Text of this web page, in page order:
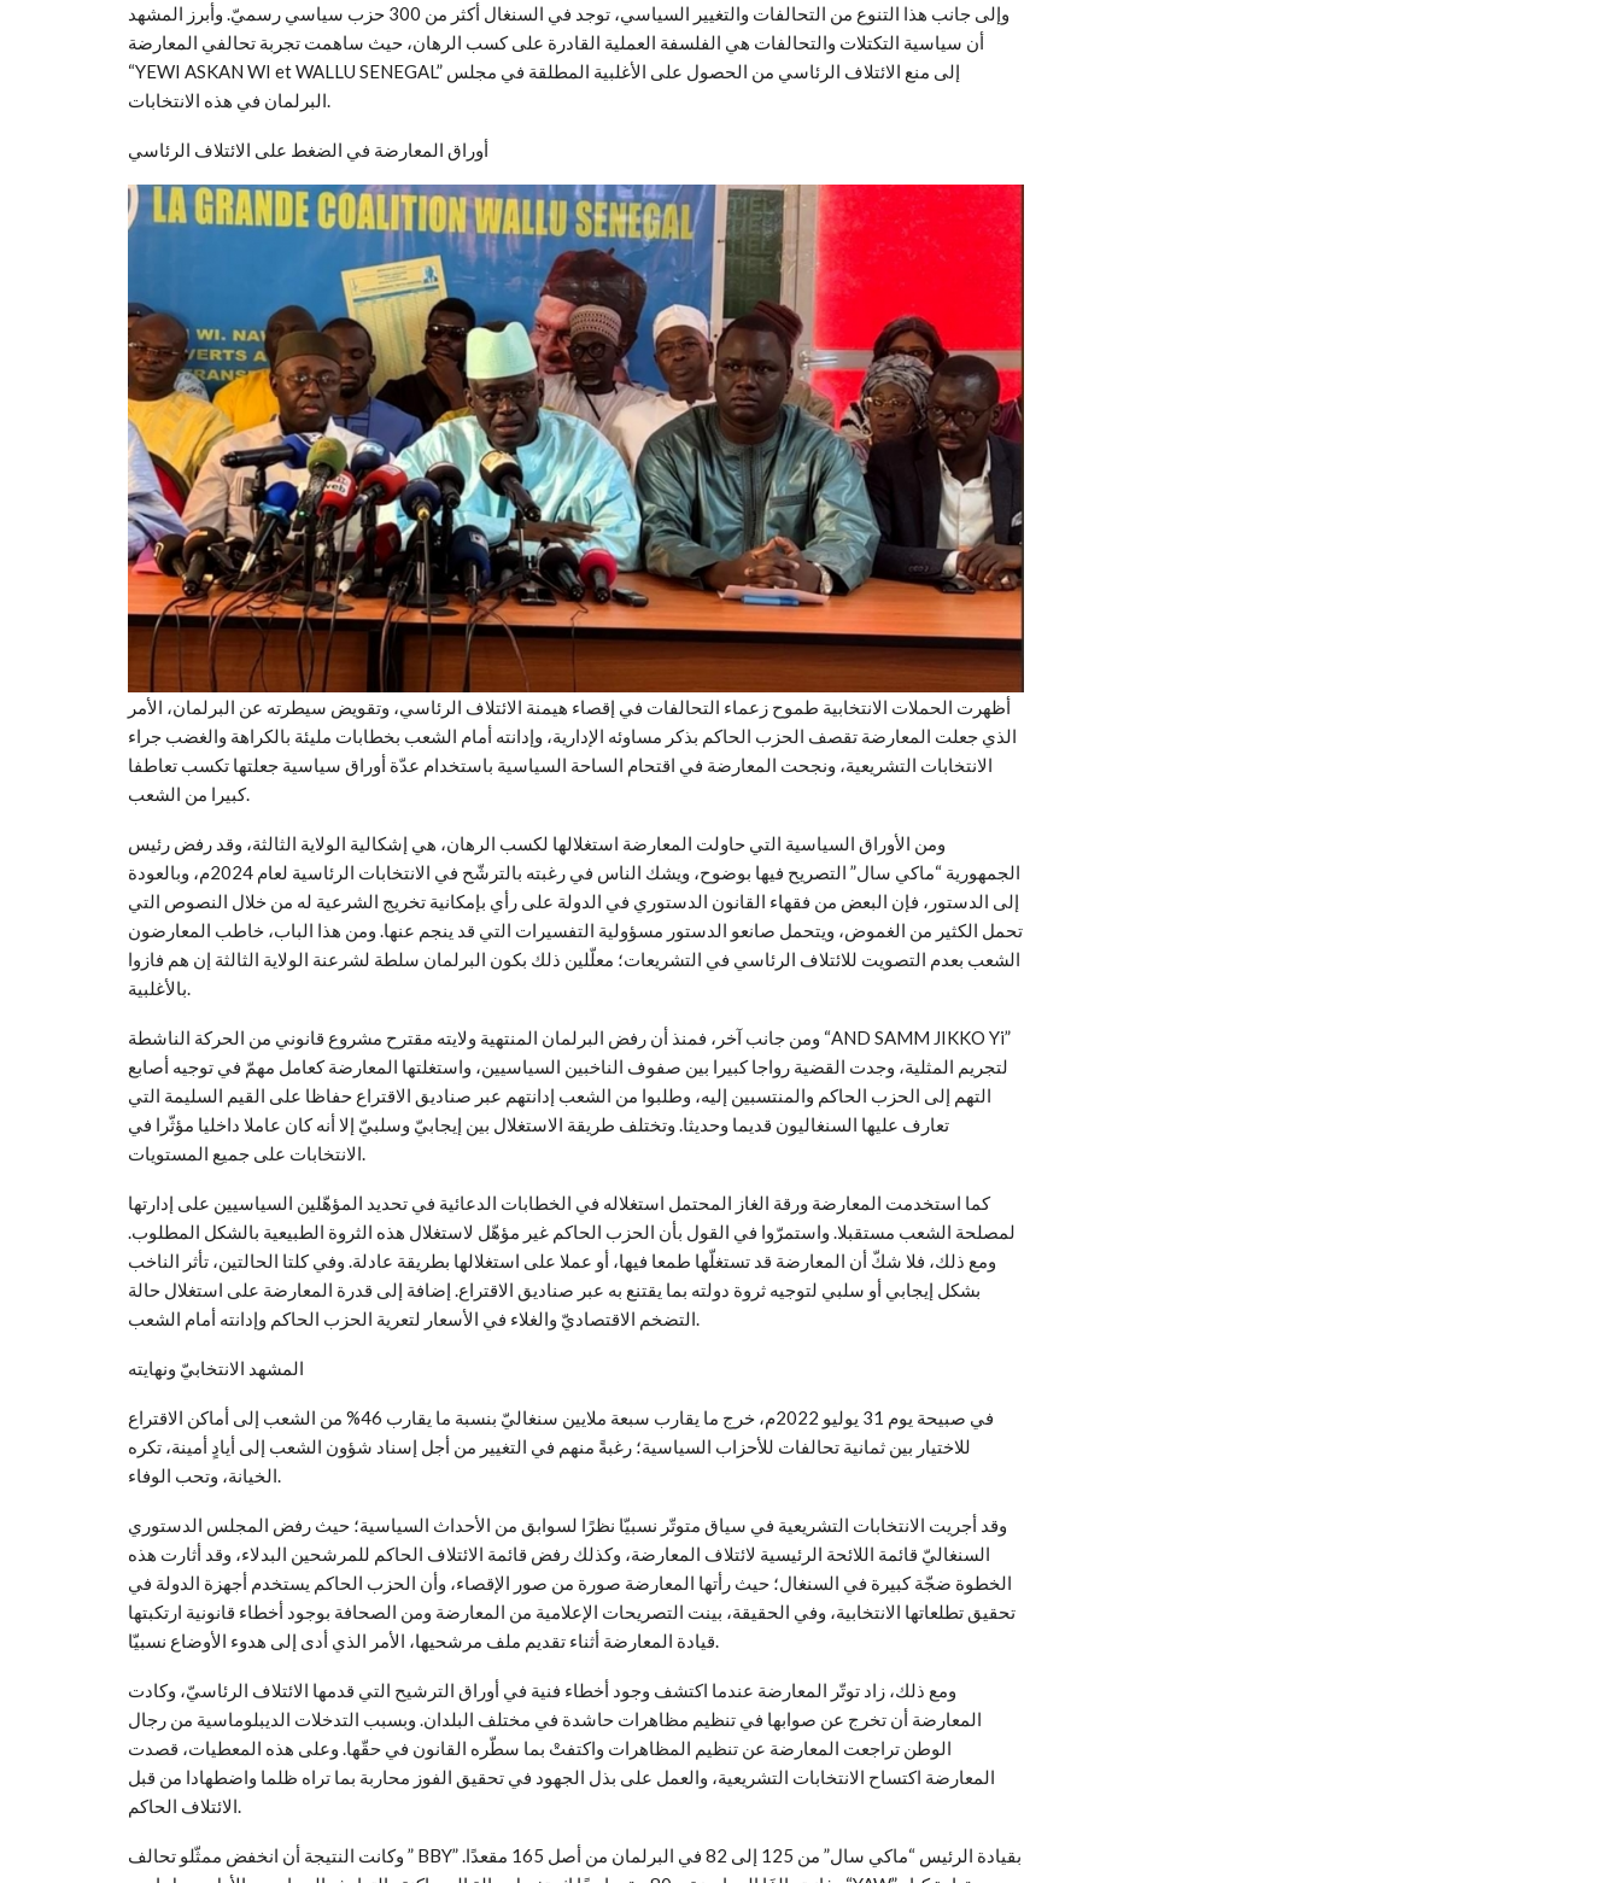
وإلى جانب هذا التنوع من التحالفات والتغيير السياسي، توجد في السنغال أكثر من 300 حزب سياسي رسميّ. وأبرز المشهد
أن سياسية التكتلات والتحالفات هي الفلسفة العملية القادرة على كسب الرهان، حيث ساهمت تجربة تحالفي المعارضة
“YEWI ASKAN WI et WALLU SENEGAL” إلى منع الائتلاف الرئاسي من الحصول على الأغلبية المطلقة في مجلس
البرلمان في هذه الانتخابات.
أوراق المعارضة في الضغط على الائتلاف الرئاسي
أظهرت الحملات الانتخابية طموح زعماء التحالفات في إقصاء هيمنة الائتلاف الرئاسي، وتقويض سيطرته عن البرلمان، الأمر
الذي جعلت المعارضة تقصف الحزب الحاكم بذكر مساوئه الإدارية، وإدانته أمام الشعب بخطابات مليئة بالكراهة والغضب جراء
الانتخابات التشريعية، ونجحت المعارضة في اقتحام الساحة السياسية باستخدام عدّة أوراق سياسية جعلتها تكسب تعاطفا
كبيرا من الشعب.
ومن الأوراق السياسية التي حاولت المعارضة استغلالها لكسب الرهان، هي إشكالية الولاية الثالثة، وقد رفض رئيس
الجمهورية “ماكي سال” التصريح فيها بوضوح، ويشك الناس في رغبته بالترشّح في الانتخابات الرئاسية لعام 2024م، وبالعودة
إلى الدستور، فإن البعض من فقهاء القانون الدستوري في الدولة على رأي بإمكانية تخريج الشرعية له من خلال النصوص التي
تحمل الكثير من الغموض، ويتحمل صانعو الدستور مسؤولية التفسيرات التي قد ينجم عنها. ومن هذا الباب، خاطب المعارضون
الشعب بعدم التصويت للائتلاف الرئاسي في التشريعات؛ معلّلين ذلك بكون البرلمان سلطة لشرعنة الولاية الثالثة إن هم فازوا
بالأغلبية.
ومن جانب آخر، فمنذ أن رفض البرلمان المنتهية ولايته مقترح مشروع قانوني من الحركة الناشطة “AND SAMM JIKKO Yi”
لتجريم المثلية، وجدت القضية رواجا كبيرا بين صفوف الناخبين السياسيين، واستغلتها المعارضة كعامل مهمّ في توجيه أصابع
التهم إلى الحزب الحاكم والمنتسبين إليه، وطلبوا من الشعب إدانتهم عبر صناديق الاقتراع حفاظا على القيم السليمة التي
تعارف عليها السنغاليون قديما وحديثا. وتختلف طريقة الاستغلال بين إيجابيّ وسلبيّ إلا أنه كان عاملا داخليا مؤثّرا في
الانتخابات على جميع المستويات.
كما استخدمت المعارضة ورقة الغاز المحتمل استغلاله في الخطابات الدعائية في تحديد المؤهّلين السياسيين على إدارتها
لمصلحة الشعب مستقبلا. واستمرّوا في القول بأن الحزب الحاكم غير مؤهّل لاستغلال هذه الثروة الطبيعية بالشكل المطلوب.
ومع ذلك، فلا شكّ أن المعارضة قد تستغلّها طمعا فيها، أو عملا على استغلالها بطريقة عادلة. وفي كلتا الحالتين، تأثر الناخب
بشكل إيجابي أو سلبي لتوجيه ثروة دولته بما يقتنع به عبر صناديق الاقتراع. إضافة إلى قدرة المعارضة على استغلال حالة
التضخم الاقتصاديّ والغلاء في الأسعار لتعرية الحزب الحاكم وإدانته أمام الشعب.
المشهد الانتخابيّ ونهايته
في صبيحة يوم 31 يوليو 2022م، خرج ما يقارب سبعة ملايين سنغاليّ بنسبة ما يقارب 46% من الشعب إلى أماكن الاقتراع
للاختيار بين ثمانية تحالفات للأحزاب السياسية؛ رغبةً منهم في التغيير من أجل إسناد شؤون الشعب إلى أيادٍ أمينة، تكره
الخيانة، وتحب الوفاء.
وقد أجريت الانتخابات التشريعية في سياق متوتّر نسبيّا نظرًا لسوابق من الأحداث السياسية؛ حيث رفض المجلس الدستوري
السنغاليّ قائمة اللائحة الرئيسية لائتلاف المعارضة، وكذلك رفض قائمة الائتلاف الحاكم للمرشحين البدلاء، وقد أثارت هذه
الخطوة ضجّة كبيرة في السنغال؛ حيث رأتها المعارضة صورة من صور الإقصاء، وأن الحزب الحاكم يستخدم أجهزة الدولة في
تحقيق تطلعاتها الانتخابية، وفي الحقيقة، بينت التصريحات الإعلامية من المعارضة ومن الصحافة بوجود أخطاء قانونية ارتكبتها
قيادة المعارضة أثناء تقديم ملف مرشحيها، الأمر الذي أدى إلى هدوء الأوضاع نسبيّا.
ومع ذلك، زاد توتّر المعارضة عندما اكتشف وجود أخطاء فنية في أوراق الترشيح التي قدمها الائتلاف الرئاسيّ، وكادت
المعارضة أن تخرج عن صوابها في تنظيم مظاهرات حاشدة في مختلف البلدان. وبسبب التدخلات الديبلوماسية من رجال
الوطن تراجعت المعارضة عن تنظيم المظاهرات واكتفتْ بما سطّره القانون في حقّها. وعلى هذه المعطيات، قصدت
المعارضة اكتساح الانتخابات التشريعية، والعمل على بذل الجهود في تحقيق الفوز محاربة بما تراه ظلما واضطهادا من قبل
الائتلاف الحاكم.
وكانت النتيجة أن انخفض ممثّلو تحالف ” BBY” بقيادة الرئيس “ماكي سال” من 125 إلى 82 في البرلمان من أصل 165 مقعدًا.